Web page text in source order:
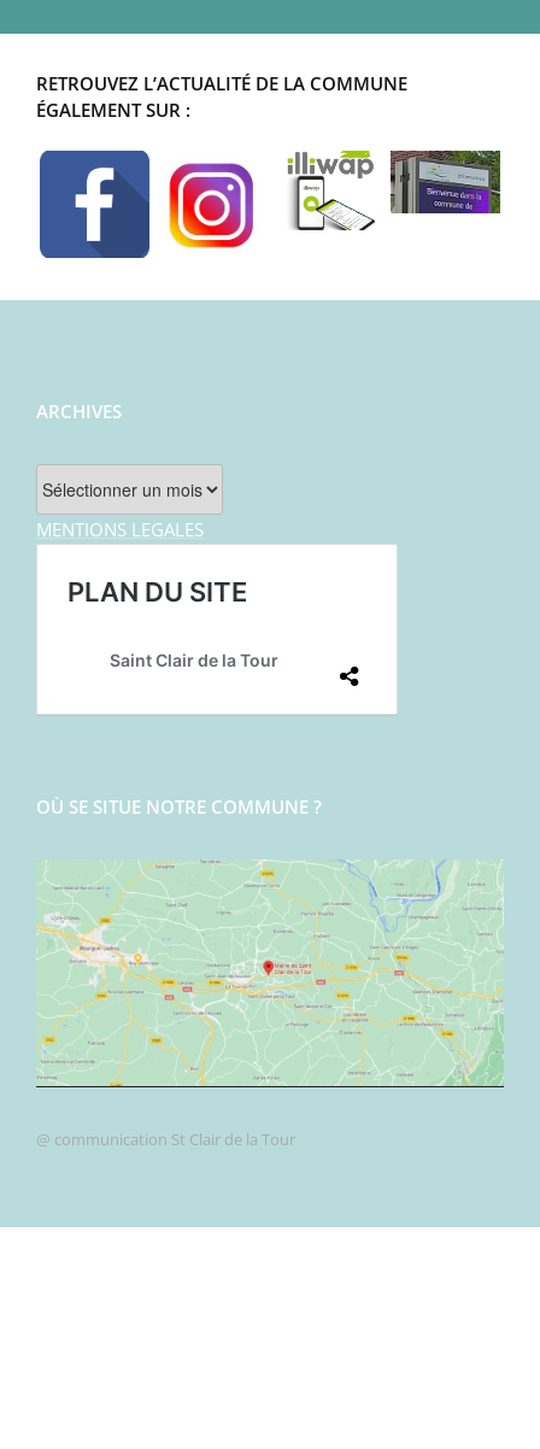
RETROUVEZ L’ACTUALITÉ DE LA COMMUNE
ÉGALEMENT SUR :
ARCHIVES
Archives
MENTIONS LEGALES
OÙ SE SITUE NOTRE COMMUNE ?
@ communication St Clair de la Tour